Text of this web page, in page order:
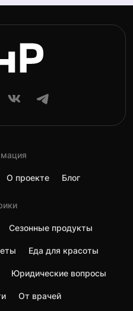
О проекте Блог
Сезонные продукты
Еда для красоты
Юридические вопросы
От врачей